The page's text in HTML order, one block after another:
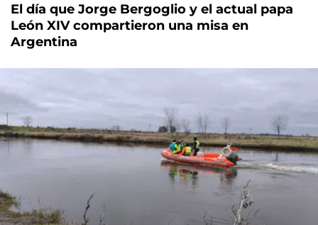
El día que Jorge Bergoglio y el actual papa
León XIV compartieron una misa en
Argentina